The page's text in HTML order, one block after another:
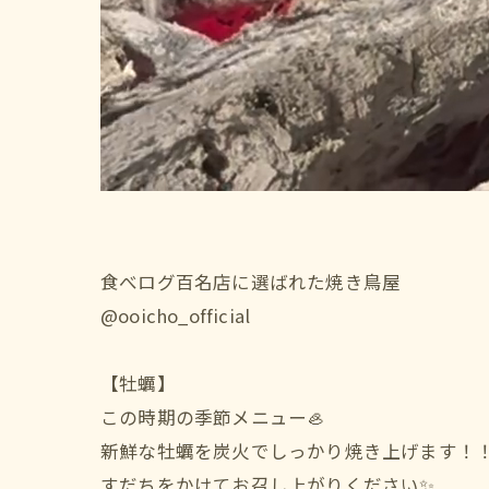
食べログ百名店に選ばれた焼き鳥屋
@ooicho_official
【牡蠣】
この時期の季節メニュー🦪
新鮮な牡蠣を炭火でしっかり焼き上げます！